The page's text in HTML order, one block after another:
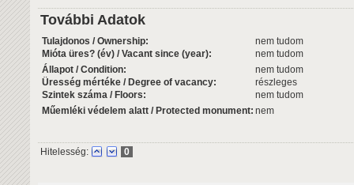
További Adatok
Tulajdonos / Ownership:
nem tudom
Mióta üres? (év) / Vacant since (year):
nem tudom
Állapot / Condition:
nem tudom
Üresség mértéke / Degree of vacancy:
részleges
Szintek száma / Floors:
nem tudom
Műemléki védelem alatt / Protected monument: nem
Hitelesség: 0